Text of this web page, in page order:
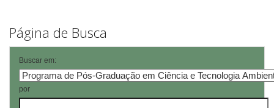
Página de Busca
Buscar em:
por